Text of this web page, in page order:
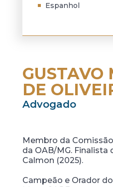
Espanhol
GUSTAVO
DE
Advogado
Membro da
da OAB/MG. Finalista
Calmon (2025).
Campeão e Orador